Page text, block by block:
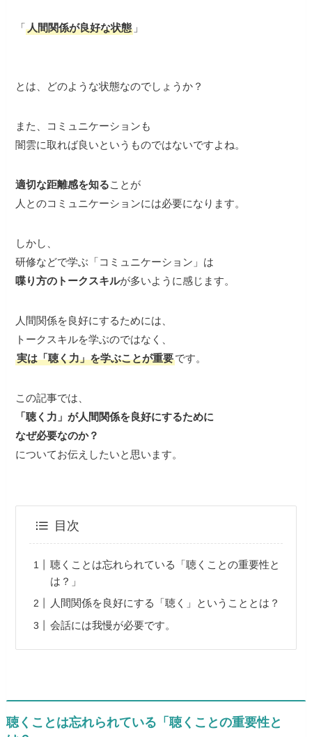
「人間関係が良好な状態 」
とは、どのような状態なのでしょうか？
また、コミュニケーションも
闇雲に取れば良いというものではないですよね。
適切な距離感を知ることが
人とのコミュニケーションには必要になります。
しかし、
研修などで学ぶ「コミュニケーション」は
喋り方のトークスキルが多いように感じます。
人間関係を良好にするためには、
トークスキルを学ぶのではなく、
実は「聴く力」を学ぶことが重要です。
この記事では、
「聴く力」が人間関係を良好にするために
なぜ必要なのか？
についてお伝えしたいと思います。
目次
聴くことは忘れられている「聴くことの重要性と
は？」
人間関係を良好にする「聴く」ということとは？
会話には我慢が必要です。
聴くことは忘れられている「聴くことの重要性と